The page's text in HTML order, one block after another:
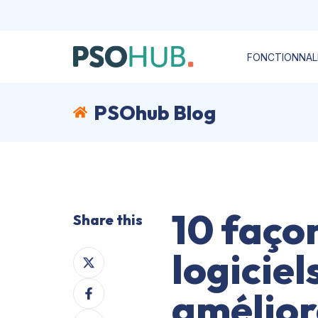
PSOhub Blog
Share this
Share
on
XShare
on
10